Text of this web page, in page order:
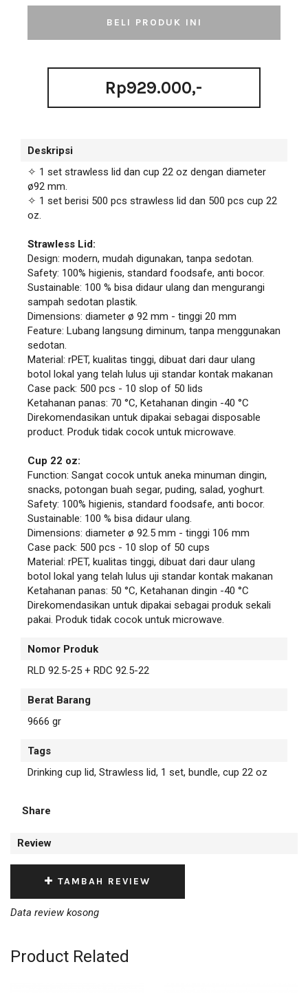
Rp929.000,-
Deskripsi
✧ 1 set strawless lid dan cup 22 oz dengan diameter
ø92 mm.
✧ 1 set berisi 500 pcs strawless lid dan 500 pcs cup 22
oz.
Strawless Lid:
Design: modern, mudah digunakan, tanpa sedotan.
Safety: 100% higienis, standard foodsafe, anti bocor.
Sustainable: 100 % bisa didaur ulang dan mengurangi
sampah sedotan plastik.
Dimensions: diameter ø 92 mm - tinggi 20 mm
Feature: Lubang langsung diminum, tanpa menggunakan
sedotan.
Material: rPET, kualitas tinggi, dibuat dari daur ulang
botol lokal yang telah lulus uji standar kontak makanan
Case pack: 500 pcs - 10 slop of 50 lids
Ketahanan panas: 70 °C, Ketahanan dingin -40 °C
Direkomendasikan untuk dipakai sebagai disposable
product. Produk tidak cocok untuk microwave.
Cup 22 oz:
Function: Sangat cocok untuk aneka minuman dingin,
snacks, potongan buah segar, puding, salad, yoghurt.
Safety: 100% higienis, standard foodsafe, anti bocor.
Sustainable: 100 % bisa didaur ulang.
Dimensions: diameter ø 92.5 mm - tinggi 106 mm
Case pack: 500 pcs - 10 slop of 50 cups
Material: rPET, kualitas tinggi, dibuat dari daur ulang
botol lokal yang telah lulus uji standar kontak makanan
Ketahanan panas: 50 °C, Ketahanan dingin -40 °C
Direkomendasikan untuk dipakai sebagai produk sekali
pakai. Produk tidak cocok untuk microwave.
Nomor Produk
RLD 92.5-25 + RDC 92.5-22
Berat Barang
9666 gr
Tags
Drinking cup lid, Strawless lid, 1 set, bundle, cup 22 oz
Share
Review
TAMBAH REVIEW
Data review kosong
Product Related